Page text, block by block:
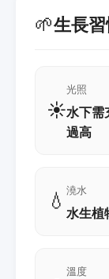
🌱生長
☀️
光照
水下需
過高
💧 澆水
水生植
溫度